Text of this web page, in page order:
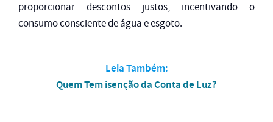
proporcionar descontos justos, incentivando o
consumo consciente de água e esgoto.
Leia Também:
Quem Tem isenção da Conta de Luz?